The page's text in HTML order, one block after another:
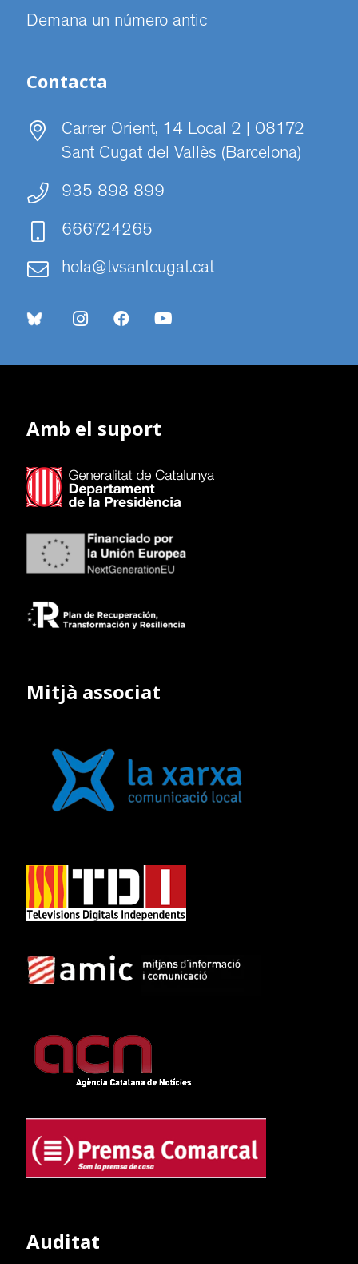
Demana un número antic
Contacta
Carrer Orient, 14 Local 2 | 08172
Sant Cugat del Vallès (Barcelona)
935 898 899
666724265
hola@tvsantcugat.cat
Amb el suport
Mitjà associat
Auditat